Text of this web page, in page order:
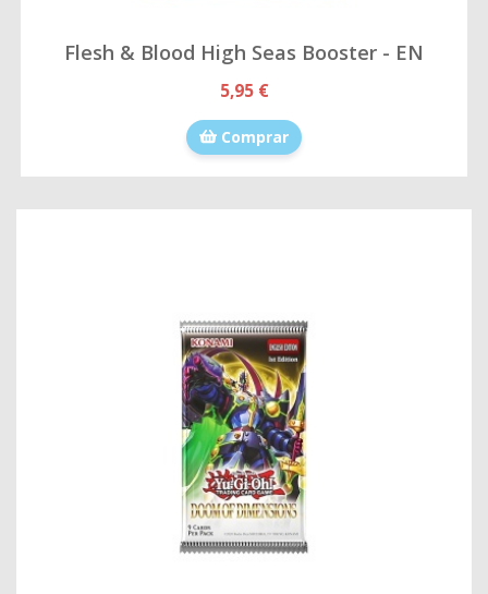
Flesh & Blood High Seas Booster - EN
5,95 €
Comprar